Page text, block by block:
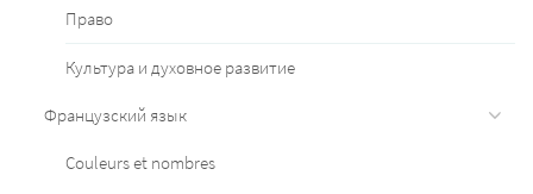
Право
Культура и духовное развитие
Французский язык
Couleurs et nombres